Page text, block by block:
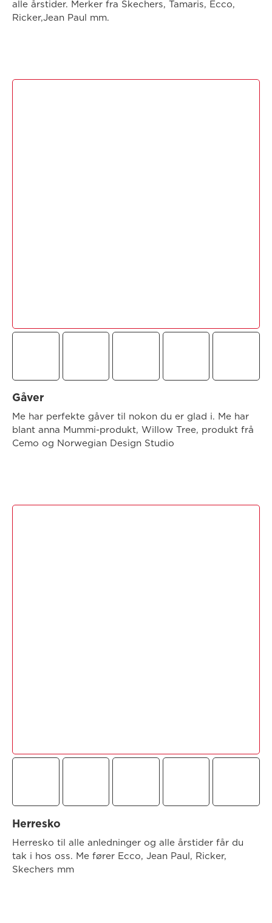
alle årstider. Merker fra Skechers, Tamaris, Ecco,
Ricker,Jean Paul mm.
Gåver
Me har perfekte gåver til nokon du er glad i. Me har
blant anna Mummi-produkt, Willow Tree, produkt frå
Cemo og Norwegian Design Studio
Herresko
Herresko til alle anledninger og alle årstider får du
tak i hos oss. Me fører Ecco, Jean Paul, Ricker,
Skechers mm